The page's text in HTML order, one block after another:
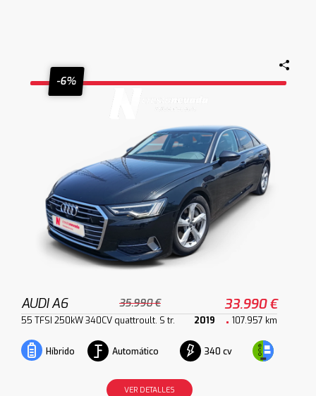
-6%
AUDI A6 35.990 € 33.990 €
55 TFSI 250kW 340CV quattroult. S tr. 2019 107.957 km
Híbrido Automático 340 cv
VER DETALLES